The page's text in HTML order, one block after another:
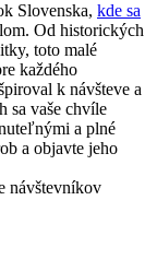
Slovenska, kde sa
Od historických
toto malé
každého
k návšteve a
sa vaše chvíle
a plné
a objavte jeho